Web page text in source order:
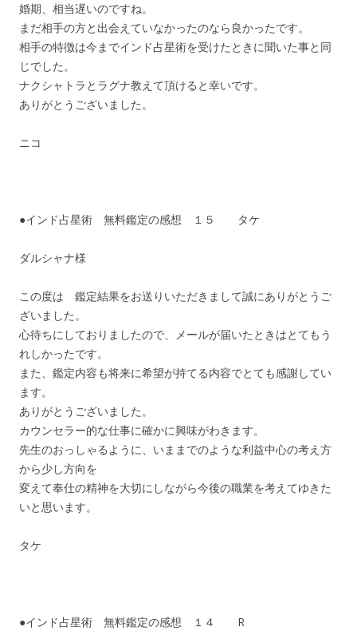
婚期、相当遅いのですね。
まだ相手の方と出会えていなかったのなら良かったです。
相手の特徴は今までインド占星術を受けたときに聞いた事と同
じでした。
ナクシャトラとラグナ教えて頂けると幸いです。
ありがとうございました。
ニコ
●インド占星術 無料鑑定の感想 １５ タケ
ダルシャナ様
この度は 鑑定結果をお送りいただきまして誠にありがとうご
ざいました。
心待ちにしておりましたので、メールが届いたときはとてもう
れしかったです。
また、鑑定内容も将来に希望が持てる内容でとても感謝してい
ます。
ありがとうございました。
カウンセラー的な仕事に確かに興味がわきます。
先生のおっしゃるように、いままでのような利益中心の考え方
から少し方向を
変えて奉仕の精神を大切にしながら今後の職業を考えてゆきた
いと思います。
タケ
●インド占星術 無料鑑定の感想 １４ R